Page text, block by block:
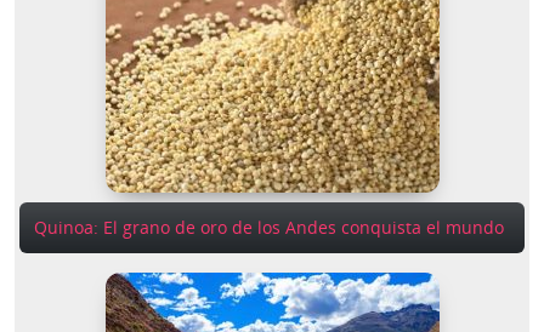
Quinoa: El grano de oro de los Andes conquista el mundo